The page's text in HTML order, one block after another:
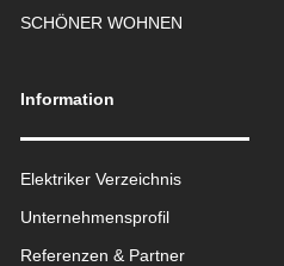
SCHÖNER WOHNEN
Information
Elektriker Verzeichnis
Unternehmensprofil
Referenzen & Partner